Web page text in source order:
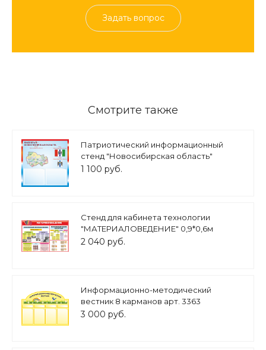
Задать вопрос
Смотрите также
Патриотический информационный
стенд "Новосибирская область"
0,5х0,5м 2 кармана А5 арт.П1305
1 100 руб.
Стенд для кабинета технологии
"МАТЕРИАЛОВЕДЕНИЕ" 0,9*0,6м
арт.2286
2 040 руб.
Информационно-методический
вестник 8 карманов арт. 3363
3 000 руб.